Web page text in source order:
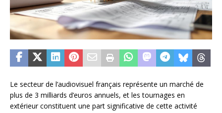
Le secteur de l’audiovisuel français représente un marché de
plus de 3 milliards d’euros annuels, et les tournages en
extérieur constituent une part significative de cette activité